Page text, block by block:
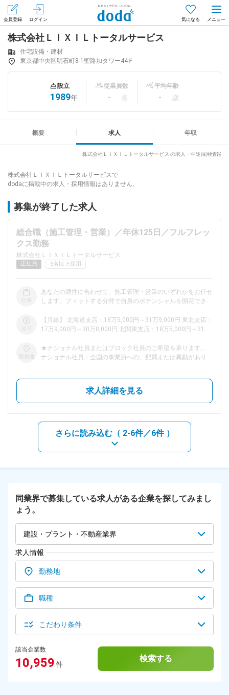
会員登録 ログイン 気になる
会員登録（無料）
はじめてdodaをご利用される方へ
求人を紹介してもらう
専門サイト
dodaチャットサポート
対応時間：10:00～22:00(日曜・年末年始を除く)
自動案内は24時間365日対応
dodaの使い方は？
今の仕事を続けるべき？
ヘルプ サイトマップ
株式会社ＬＩＸＩＬトータルサービス
住宅設備・建材
東京都中央区明石町8-1聖路加タワー44Ｆ
設立
1989年
従業員数
- 名
平均年齢
- 歳
概要 求人 年収
株式会社ＬＩＸＩＬトータルサービス の求人・中途採用情報
株式会社ＬＩＸＩＬトータルサービスで
dodaに掲載中の求人・採用情報はありません。
募集が終了した求人
総合職（施工管理・営業）／年休125日／フルフレッ
クス勤務
株式会社ＬＩＸＩＬトータルサービス
正社員 5名以上採用
あなたの適性に合わせて、施工管理・営業のいずれかをお任せ
します。フィットする分野で自身のポテンシャルを開花できま
当が獲得してきたリフォーム案件の工期や方法を策定 ・策定
した施工計画に基づいて納期、品質、コスト管理を実施 ＜対
洗面化粧台・トイレなどの水回りのリフォームから、玄関ド
ア・内窓設置など、さまざまな案件を取り扱います。 ＜ココ
め、スムーズなやりとりができます。みなさんフレンドリーで
良い方ばかりなのでご安心を！ 【営業】 ＜具体的な仕事内容
＞ ■ルート営業 ・すでにお取引のあるハウスメーカーやホー
らご紹介いただいた個人のお客様へLIXIL製品をご提案 ・現場
調査、工事手配、引き渡しまでを担当 ■反響営業（リフォーム
ショップ配属） ・電話やメールなどへの問い合わせ対応 ・イ
ベントなど集客戦略を企画・提案 ・リフォームショップにご
事手配、引き渡しまでを担当 ＜ココにも注目！＞ ルート営
できます！ 【安心の教育制度】 「ブラザー・シスター制度」
で、決まった先輩があなたをマンツーマンでサポート。また、
など、さまざまな専門知識が得られます。新商品の説明会など
もありますので、常に商品知識のアップデートが可能です！
【月給】 北海道支店：18万5,000円～31万9,000円 東北支店：
17万9,000円～30万8,000円 北関東支店：18万5,000円～31万
店：19万5,000円～33万6,000円 関西支店：19万5,000円～33
万6,000円 中四国支店：18万5,000円～31万9,000円 九州支
の方＞ 26歳：月収29万円 35歳：月収34万円 ＜業界経験のあ
る方＞ 26歳：月収31万円 45歳：月収38万円 ※住宅手当+時間
外手当などを含みます
★ナショナル社員またはブロック社員のご希望を承ります。
ナショナル社員：全国の事業所への、配属または異動がありま
（青森県・秋田県・岩手県・宮城県・福島県） ■北関東支店
（茨城県・栃木県・群馬県・新潟県・長野県・山梨県） ■関東
支店（東京都・埼玉県・千葉県・神奈川県） ■中部北陸支店
（静岡県・愛知県・三重県・岐阜県・石川県） ■関西支店（大
阪府・京都府・兵庫県） ■中四国支店（広島県・岡山県・山口
県・香川県・愛媛県） ■九州支店（福岡県・長崎県・大分県・
熊本県・宮崎県・鹿児島県・沖縄県） ※（ ）内は各支店が管
轄するエリアで各エリアに事業所有 ※受動喫煙対策：オフィス
ています。
求人詳細を見る
さらに読み込む（ 2-6件／6件 ）
同業界で募集している求人がある企業を探してみまし
ょう。
建設・プラント・不動産業界
求人情報
勤務地
職種
こだわり条件
該当企業数
10,959件
検索する